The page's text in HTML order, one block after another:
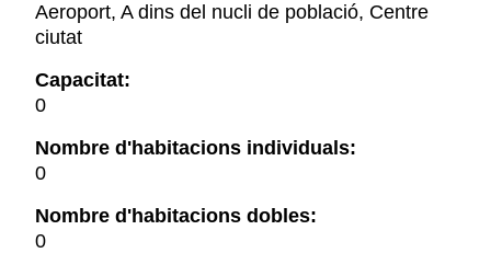
Aeroport, A dins del nucli de població, Centre
ciutat
Capacitat:
0
Nombre d'habitacions individuals:
0
Nombre d'habitacions dobles:
0